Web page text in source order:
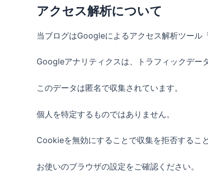
アクセス解析について
当ブログはGoogleによるアクセス解析ツール
Googleアナリティクスは、トラフィックデー
このデータは匿名で収集されています。
個人を特定するものではありません。
Cookieを無効にすることで収集を拒否するこ
お使いのブラウザの設定をご確認ください。